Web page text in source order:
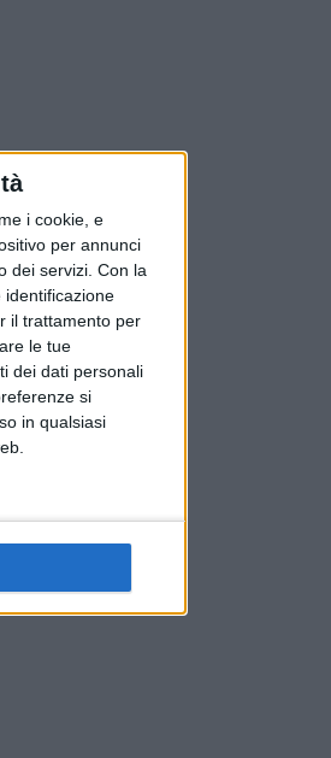
i cookie, e
per annunci
dei servizi. Con la
identificazione
il trattamento per
le tue
dei dati personali
si
in qualsiasi